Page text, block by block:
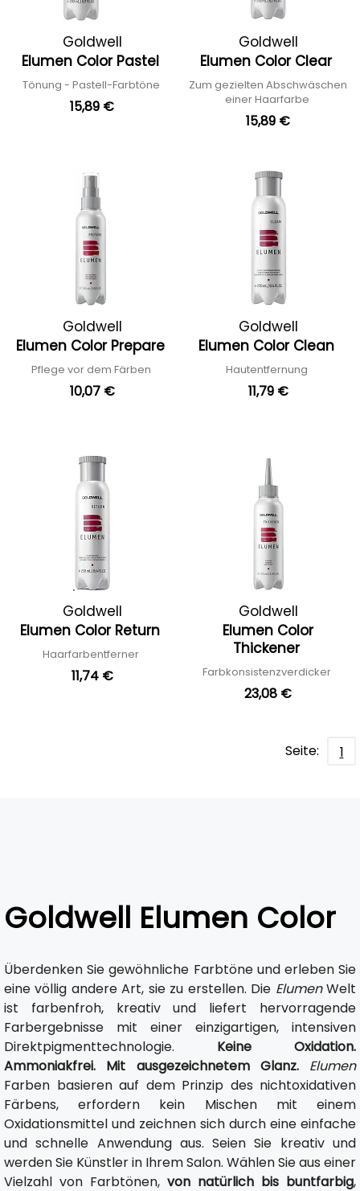
Goldwell
Elumen Color Pastel
Tönung - Pastell-Farbtöne
15,89 €
Goldwell
Elumen Color Clear
Zum gezielten Abschwäschen
einer Haarfarbe
15,89 €
Goldwell
Elumen Color Prepare
Pflege vor dem Färben
10,07 €
Goldwell
Elumen Color Clean
Hautentfernung
11,79 €
Goldwell
Elumen Color Return
Haarfarbentferner
11,74 €
Goldwell
Elumen Color
Thickener
Farbkonsistenzverdicker
23,08 €
Seite: 1
Goldwell Elumen Color
Überdenken Sie gewöhnliche Farbtöne und erleben Sie
eine völlig andere Art, sie zu erstellen. Die ElumenWelt
ist farbenfroh, kreativ und liefert hervorragende
Farbergebnisse mit einer einzigartigen, intensiven
Direktpigmenttechnologie. Keine Oxidation.
Ammoniakfrei. Mit ausgezeichnetem Glanz.
Elumen
Farben basieren auf dem Prinzip des nichtoxidativen
Färbens, erfordern kein Mischen mit einem
Oxidationsmittel und zeichnen sich durch eine einfache
und schnelle Anwendung aus. Seien Sie kreativ und
werden Sie Künstler in Ihrem Salon. Wählen Sie aus einer
Vielzahl von Farbtönen, von natürlich bis buntfarbig,